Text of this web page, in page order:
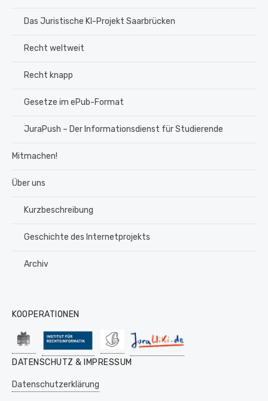
Das Juristische KI-Projekt Saarbrücken
Recht weltweit
Recht knapp
Gesetze im ePub-Format
JuraPush – Der Informationsdienst für Studierende
Mitmachen!
Über uns
Kurzbeschreibung
Geschichte des Internetprojekts
Archiv
KOOPERATIONEN
DATENSCHUTZ & IMPRESSUM
Datenschutzerklärung